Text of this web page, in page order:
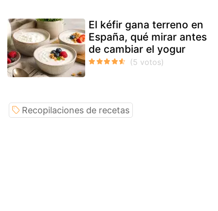
El kéfir gana terreno en
España, qué mirar antes
de cambiar el yogur
Recopilaciones de recetas